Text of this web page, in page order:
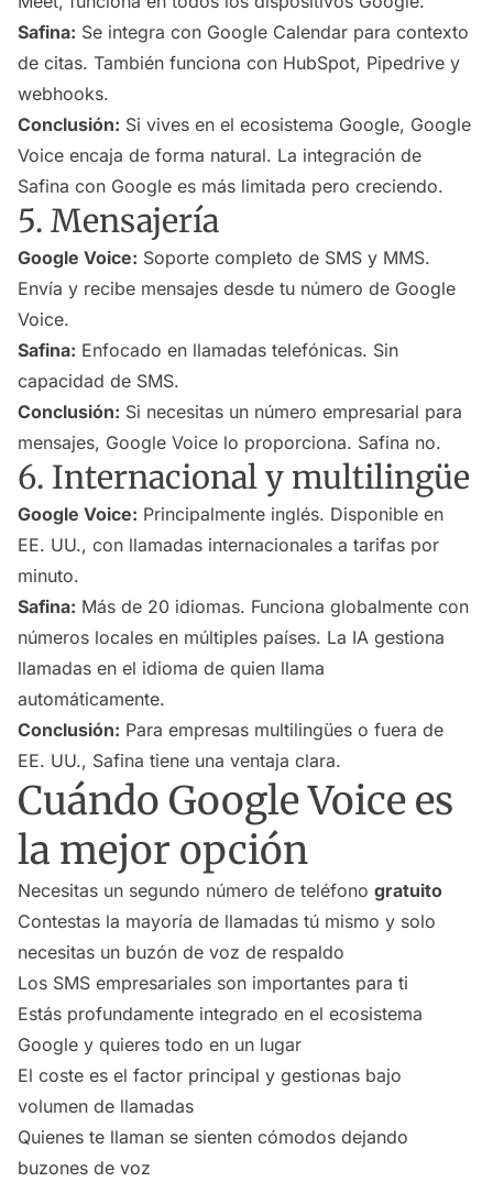
Safina: Se integra con Google Calendar para contexto
de citas. También funciona con HubSpot, Pipedrive y
webhooks.
Conclusión: Si vives en el ecosistema Google, Google
Voice encaja de forma natural. La integración de
Safina con Google es más limitada pero creciendo.
5. Mensajería
Google Voice: Soporte completo de SMS y MMS.
Envía y recibe mensajes desde tu número de Google
Voice.
Safina: Enfocado en llamadas telefónicas. Sin
capacidad de SMS.
Conclusión: Si necesitas un número empresarial para
mensajes, Google Voice lo proporciona. Safina no.
6. Internacional y multilingüe
Google Voice: Principalmente inglés. Disponible en
EE. UU., con llamadas internacionales a tarifas por
minuto.
Safina: Más de 20 idiomas. Funciona globalmente con
números locales en múltiples países. La IA gestiona
llamadas en el idioma de quien llama
automáticamente.
Conclusión: Para empresas multilingües o fuera de
EE. UU., Safina tiene una ventaja clara.
Cuándo Google Voice es
la mejor opción
Necesitas un segundo número de teléfono gratuito
Contestas la mayoría de llamadas tú mismo y solo
necesitas un buzón de voz de respaldo
Los SMS empresariales son importantes para ti
Estás profundamente integrado en el ecosistema
Google y quieres todo en un lugar
El coste es el factor principal y gestionas bajo
volumen de llamadas
Quienes te llaman se sienten cómodos dejando
buzones de voz